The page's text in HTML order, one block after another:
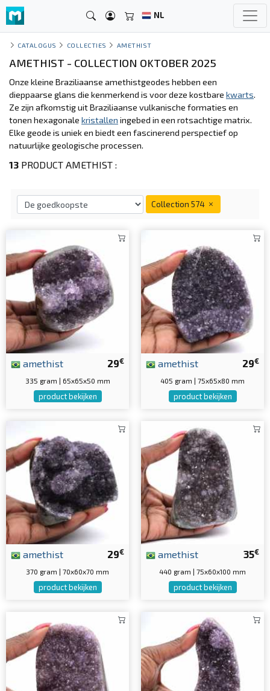
NL
CATALOGUS COLLECTIES AMETHIST
AMETHIST - COLLECTION OKTOBER 2025
Onze kleine Braziliaanse amethistgeodes hebben een
dieppaarse glans die kenmerkend is voor deze kostbare kwarts.
Ze zijn afkomstig uit Braziliaanse vulkanische formaties en
tonen hexagonale kristallen ingebed in een rotsachtige matrix.
Elke geode is uniek en biedt een fascinerend perspectief op
natuurlijke geologische processen.
13 PRODUCT AMETHIST :
Collection 574
29€
amethist
335 gram | 65x65x50 mm
product bekijken
29€
amethist
405 gram | 75x65x80 mm
product bekijken
29€
amethist
370 gram | 70x60x70 mm
product bekijken
35€
amethist
440 gram | 75x60x100 mm
product bekijken